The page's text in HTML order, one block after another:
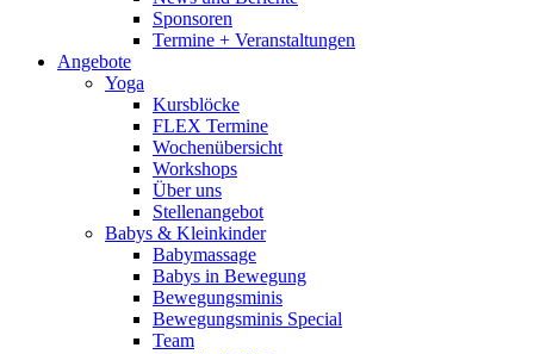
Sponsoren
Termine + Veranstaltungen
Angebote
Yoga
Kursblöcke
FLEX Termine
Wochenübersicht
Workshops
Über uns
Stellenangebot
Babys & Kleinkinder
Babymassage
Babys in Bewegung
Bewegungsminis
Bewegungsminis Special
Team